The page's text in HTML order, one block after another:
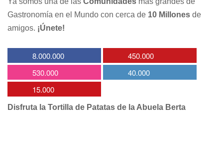
Gastronomía en el Mundo con cerca de 10 Millones de
amigos. ¡Únete!
8.000.000
450.000
530.000
40.000
15.000
Disfruta la Tortilla de Patatas de la Abuela Berta